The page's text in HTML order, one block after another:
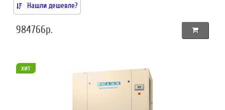
Нашли дешевле?
984766р.
хит